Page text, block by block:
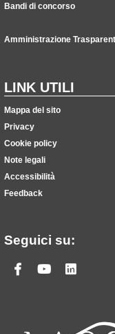
Bandi di concorso
Amministrazione
LINK UTILI
Mappa del sito
Privacy
Cookie policy
Note legali
Accessibilità
Feedback
Seguici su:
Facebook
Youtube